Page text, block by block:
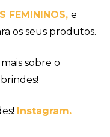
FEMININOS, e
os seus produtos.
sobre o
Instagram.